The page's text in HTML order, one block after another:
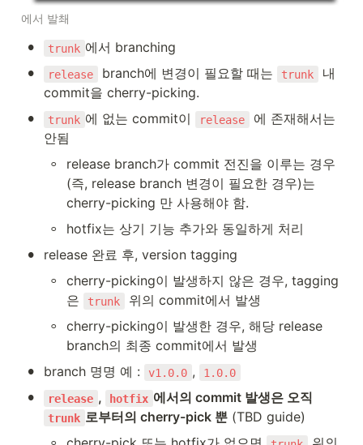
에서 발쵀
• trunk 에서 branching
• release branch에 변경이 필요할 때는 trunk
내
commit을 cherry-picking.
• trunk 에 없는 commit이 release
에 존재해서는
안됨
◦
release branch가 commit 전진을 이루는 경우
(즉, release branch 변경이 필요한 경우)는
cherry-picking 만 사용해야 함.
◦ hotfix는 상기 기능 추가와 동일하게 처리
• release 완료 후, version tagging
◦
cherry-picking이 발생하지 않은 경우, tagging
은
trunk 위의 commit에서 발생
◦
cherry-picking이 발생한 경우, 해당 release
branch의 최종 commit에서 발생
• branch 명명 예 : v1.0.0 , 1.0.0
• release , hotfix
trunk 로부터의 cherry-pick 뿐 (TBD guide)